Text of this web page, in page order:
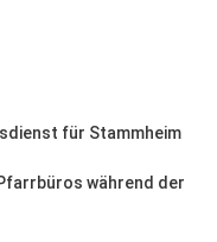
für Stammheim
während der